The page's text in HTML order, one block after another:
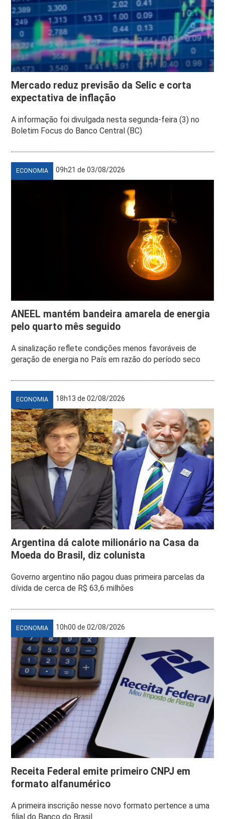
Mercado reduz previsão da Selic e corta
expectativa de inflação
A informação foi divulgada nesta segunda-feira (3) no
Boletim Focus do Banco Central (BC)
ECONOMIA 09h21 de 03/08/2026
ANEEL mantém bandeira amarela de energia
pelo quarto mês seguido
A sinalização reflete condições menos favoráveis de
geração de energia no País em razão do período seco
ECONOMIA 18h13 de 02/08/2026
Argentina dá calote milionário na Casa da
Moeda do Brasil, diz colunista
Governo argentino não pagou duas primeira parcelas da
dívida de cerca de R$ 63,6 milhões
ECONOMIA 10h00 de 02/08/2026
Receita Federal emite primeiro CNPJ em
formato alfanumérico
A primeira inscrição nesse novo formato pertence a uma
filial do Banco do Brasil